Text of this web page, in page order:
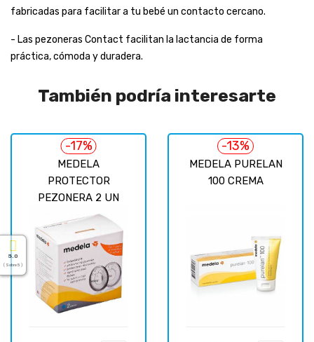
fabricadas para facilitar a tu bebé un contacto cercano.
- Las pezoneras Contact facilitan la lactancia de forma
práctica, cómoda y duradera.
También podría interesarte
MEDELA
PROTECTOR
PEZONERA 2 UN
-17%
MEDELA PURELAN
100 CREMA
-13%
5.0
( Sobre 5 )